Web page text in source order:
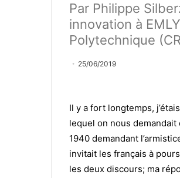
Par Philippe
innovation à
Polytechnique
25/06/2019
Il y a fort longtemps,
lequel on nous
1940 demandant
invitait les français à
les deux discours; ma